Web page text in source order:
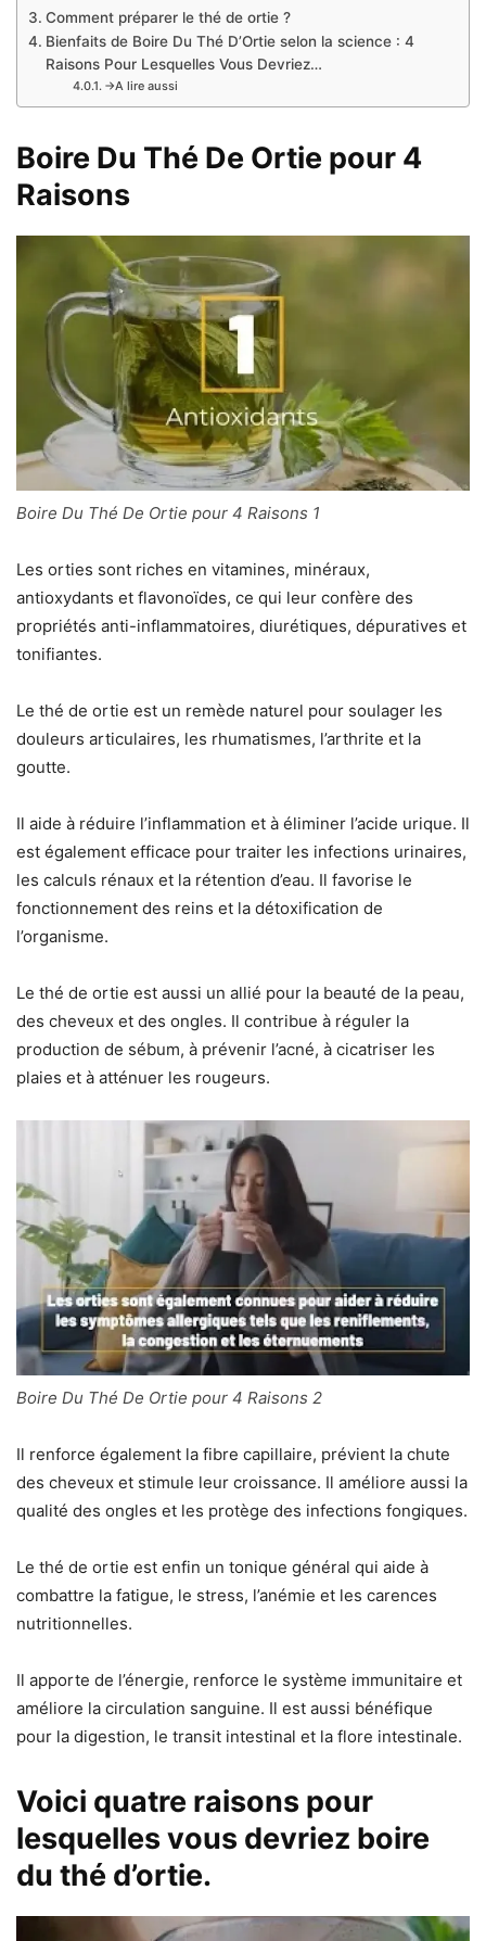
Comment préparer le thé de ortie ?
Bienfaits de Boire Du Thé D’Ortie selon la science : 4
Raisons Pour Lesquelles Vous Devriez…
→A lire aussi
Boire Du Thé De Ortie pour 4
Raisons
Boire Du Thé De Ortie pour 4 Raisons 1
Les orties sont riches en vitamines, minéraux,
antioxydants et flavonoïdes, ce qui leur confère des
propriétés anti-inflammatoires, diurétiques, dépuratives et
tonifiantes.
Le thé de ortie est un remède naturel pour soulager les
douleurs articulaires, les rhumatismes, l’arthrite et la
goutte.
Il aide à réduire l’inflammation et à éliminer l’acide urique. Il
est également efficace pour traiter les infections urinaires,
les calculs rénaux et la rétention d’eau. Il favorise le
fonctionnement des reins et la détoxification de
l’organisme.
Le thé de ortie est aussi un allié pour la beauté de la peau,
des cheveux et des ongles. Il contribue à réguler la
production de sébum, à prévenir l’acné, à cicatriser les
plaies et à atténuer les rougeurs.
Boire Du Thé De Ortie pour 4 Raisons 2
Il renforce également la fibre capillaire, prévient la chute
des cheveux et stimule leur croissance. Il améliore aussi la
qualité des ongles et les protège des infections fongiques.
Le thé de ortie est enfin un tonique général qui aide à
combattre la fatigue, le stress, l’anémie et les carences
nutritionnelles.
Il apporte de l’énergie, renforce le système immunitaire et
améliore la circulation sanguine. Il est aussi bénéfique
pour la digestion, le transit intestinal et la flore intestinale.
Voici quatre raisons pour
lesquelles vous devriez boire
du thé d’ortie.